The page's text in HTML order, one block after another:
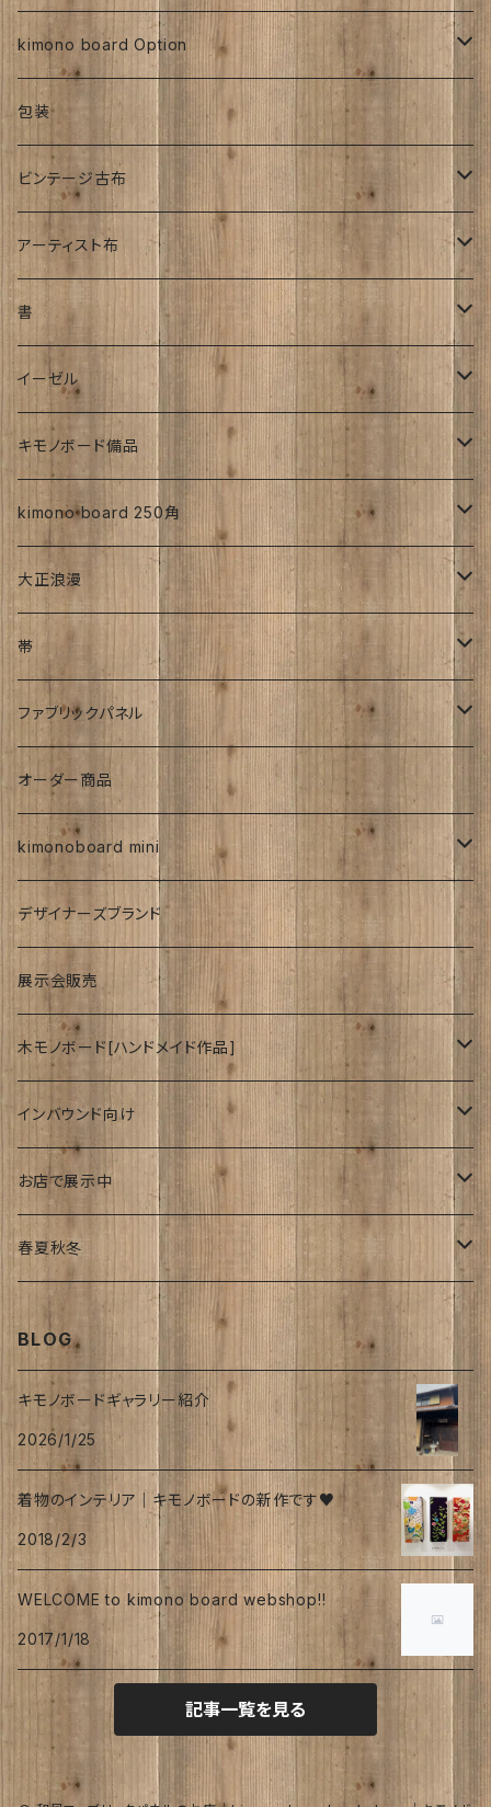
京友禅
銘仙
京友禅
金彩加工
大正着物｜古布
子供
ビンテージ古布
ろうけつ染め
手書き染め
昭和初期着物
昭和中期着物
平成着物
アンティーク
刺繍入り
帯
ち江すさん
銘仙
太山寺SELECT ／ 珈琲＆amp;焼き菓子セット
大正着物
人絹
その他
270角
オーダーサイズ
kimono board Option
正絹
人絹
その他
包装
ビンテージ古布
明治時代
大正時代
昭和初期S25年前
お花
アーティスト布
工房チリントゥさん
ち江すさん
詩入り
沖縄：カタチキ
愛知:アイヒラコ
書
伊藤瑞賢氏
雑誌
CLasism
イーゼル
27ｃｍサイズから上
キモノボード備品
イーゼル
文字入れ
伊藤髄賢氏
風呂敷
強力磁石内臓
時計
kimono board 250角
平成着物
ろうけつ染め
昭和中期の着物
お召
大正浪漫
アンティーク
ユーモア
帯
アンティーク
お祝い
ファブリックパネル
着物柄
紅型
オーダー商品
kimonoboard mini
絹
波
デザイナーズブランド
展示会販売
木モノボード[ハンドメイド作品]
ゆーかり
リース
おぶじぇ
ドッグウェアー
キモノ
フーケ｜上着
インバウンド向け
海外
Japanese style
お店で展示中
リ・マテリアルさん
join lotus coffee さん
たまゆらさん
春夏秋冬
波
涼
海
トロピカル
オリーブ
秋
冬
BLOG
キモノボードギャラリー紹介
2026/1/25
着物のインテリア｜キモノボードの新作です♥
2018/2/3
WELCOME to kimono board webshop!!
2017/1/18
記事一覧を見る